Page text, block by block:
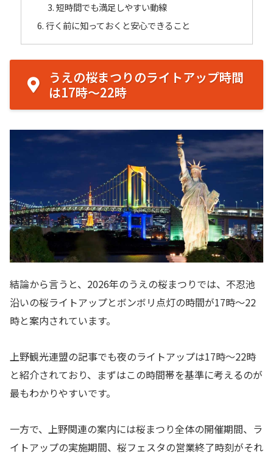
短時間でも満足しやすい動線
行く前に知っておくと安心できること
うえの桜まつりのライトアップ時間
は17時〜22時
結論から言うと、2026年のうえの桜まつりでは、不忍池
沿いの桜ライトアップとボンボリ点灯の時間が17時〜22
時と案内されています。
上野観光連盟の記事でも夜のライトアップは17時〜22時
と紹介されており、まずはこの時間帯を基準に考えるのが
最もわかりやすいです。
一方で、上野関連の案内には桜まつり全体の開催期間、ラ
イトアップの実施期間、桜フェスタの営業終了時刻がそれ